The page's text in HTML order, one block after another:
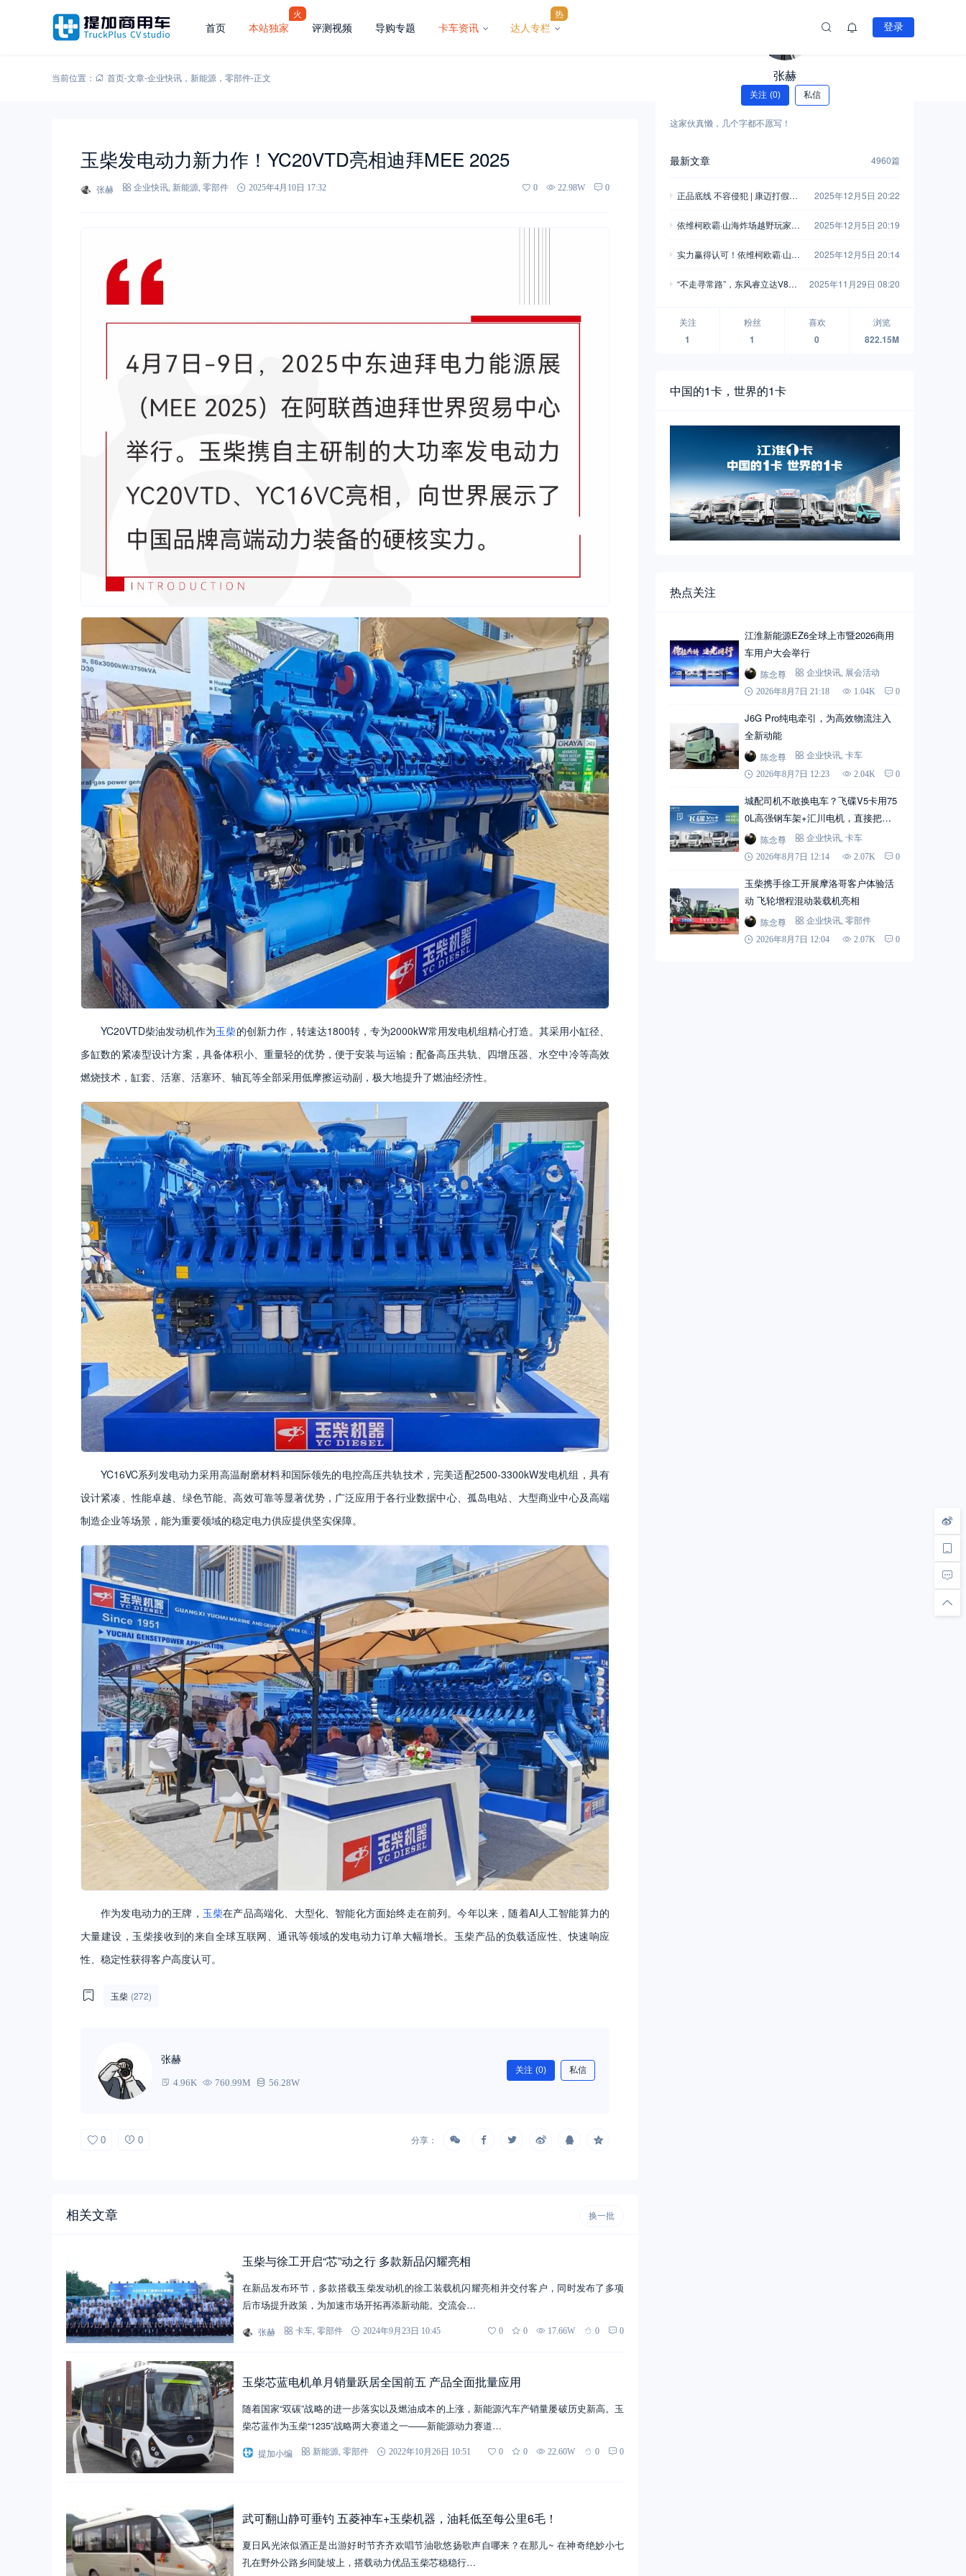
首页 本站独家
火
评测视频 导购专题 卡车资讯 达人专栏
热
登录
当前位置： 首页-文章-企业快讯 ， 新能源 ， 零部件-正文
玉柴发电动力新力作！YC20VTD亮相迪拜MEE 2025
张赫 企业快讯 新能源 零部件 2025年4月10日 17:32 0 22.98W 0
YC20VTD柴油发动机作为玉柴的创新力作，转速达1800转，专为2000kW常用发电机组精心打造。其采用小缸径、
多缸数的紧凑型设计方案，具备体积小、重量轻的优势，便于安装与运输；配备高压共轨、四增压器、水空中冷等高效
燃烧技术，缸套、活塞、活塞环、轴瓦等全部采用低摩擦运动副，极大地提升了燃油经济性。
YC16VC系列发电动力采用高温耐磨材料和国际领先的电控高压共轨技术，完美适配2500-3300kW发电机组，具有
设计紧凑、性能卓越、绿色节能、高效可靠等显著优势，广泛应用于各行业数据中心、孤岛电站、大型商业中心及高端
制造企业等场景，能为重要领域的稳定电力供应提供坚实保障。
作为发电动力的王牌， 玉柴在产品高端化、大型化、智能化方面始终走在前列。今年以来，随着AI人工智能算力的
大量建设，玉柴接收到的来自全球互联网、通讯等领域的发电动力订单大幅增长。玉柴产品的负载适应性、快速响应
性、稳定性获得客户高度认可。
玉柴 (272)
张赫
4.96K 760.99M 56.28W
关注 (0) 私信
0 0 分享：
相关文章 换一批
玉柴与徐工开启“芯”动之行 多款新品闪耀亮相
在新品发布环节，多款搭载玉柴发动机的徐工装载机闪耀亮相并交付客户，同时发布了多项
后市场提升政策，为加速市场开拓再添新动能。交流会…
张赫 卡车, 零部件 2024年9月23日 10:45 0 0 17.66W 0 0
玉柴芯蓝电机单月销量跃居全国前五 产品全面批量应用
随着国家“双碳”战略的进一步落实以及燃油成本的上涨，新能源汽车产销量屡破历史新高。玉
柴芯蓝作为玉柴“1235”战略两大赛道之一——新能源动力赛道…
提加小编 新能源, 零部件 2022年10月26日 10:51 0 0 22.60W 0 0
武可翻山静可垂钓 五菱神车+玉柴机器，油耗低至每公里6毛！
夏日风光浓似酒正是出游好时节齐齐欢唱节油歌悠扬歌声自哪来？在那儿~ 在神奇绝妙小七
孔在野外公路乡间陡坡上，搭载动力优品玉柴芯稳稳行…
张赫
关注 (0) 私信
这家伙真懒，几个字都不愿写！
最新文章 4960篇
正品底线 不容侵犯 | 康迈打假胜
2025年12月5日 20:22
依维柯欧霸·山海炸场越野玩家车
2025年12月5日 20:19
实力赢得认可！依维柯欧霸·山海
2025年12月5日 20:14
“不走寻常路”，东风睿立达V8E
2025年11月29日 08:20
关注
1
粉丝
1
喜欢
0
浏览
822.15M
中国的1卡，世界的1卡
热点关注
江淮新能源EZ6全球上市暨2026商用
车用户大会举行
陈念尊 企业快讯
展会活动
2026年8月7日 21:18
1.04K 0
J6G Pro纯电牵引，为高效物流注入
全新动能
陈念尊 企业快讯 卡车
2026年8月7日 12:23
2.04K 0
城配司机不敢换电车？飞碟V5卡用75
0L高强钢车架+汇川电机，直接把信
心拉满陈念尊 企业快讯 卡车
2026年8月7日 12:14
2.07K 0
玉柴携手徐工开展摩洛哥客户体验活
动 飞轮增程混动装载机亮相
陈念尊 企业快讯 零部件
2026年8月7日 12:04
2.07K 0